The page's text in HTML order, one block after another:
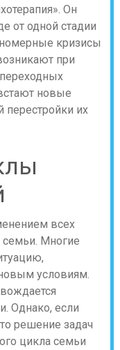
Он
от одной стадии
кризисы
при
новые
перестройки их
всех
Многие
условиям.
Однако, если
решение задач
цикла семьи